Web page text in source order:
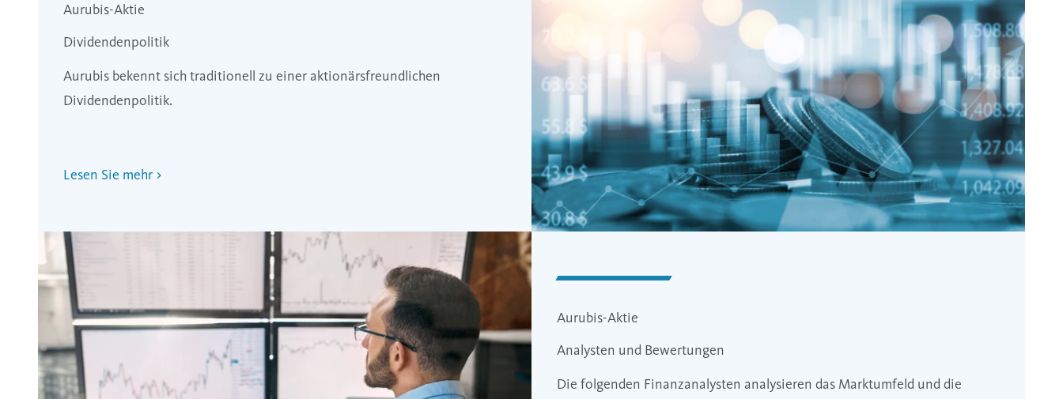
Aurubis-Aktie
Dividendenpolitik
Aurubis bekennt sich traditionell zu einer aktionärsfreundlichen
Dividendenpolitik.
Lesen Sie mehr
Aurubis-Aktie
Analysten und Bewertungen
Die folgenden Finanzanalysten analysieren das Marktumfeld und die